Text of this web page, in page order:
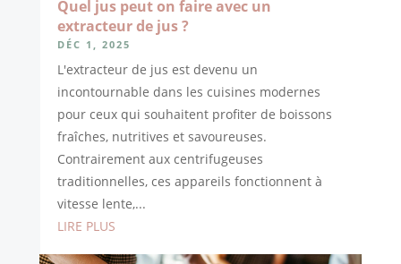
Quel jus peut on faire avec un
extracteur de jus ?
DÉC 1, 2025
L'extracteur de jus est devenu un
incontournable dans les cuisines modernes
pour ceux qui souhaitent profiter de boissons
fraîches, nutritives et savoureuses.
Contrairement aux centrifugeuses
traditionnelles, ces appareils fonctionnent à
vitesse lente,...
LIRE PLUS